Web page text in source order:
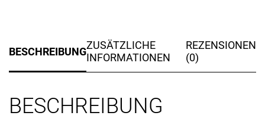
BESCHREIBUNGZUSÄTZLICHE
INFORMATIONEN
REZENSIONEN
(0)
BESCHREIBUNG